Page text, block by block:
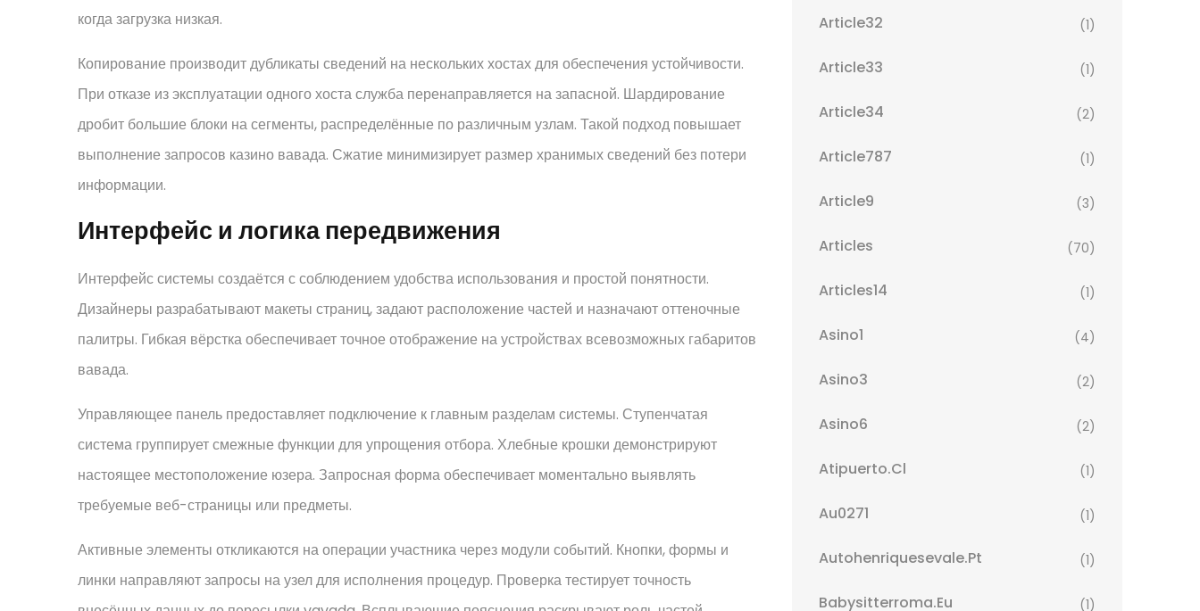
когда загрузка низкая.
Копирование производит дубликаты сведений на нескольких хостах для обеспечения устойчивости.
При отказе из эксплуатации одного хоста служба перенаправляется на запасной. Шардирование
дробит большие блоки на сегменты, распределённые по различным узлам. Такой подход повышает
выполнение запросов казино вавада. Сжатие минимизирует размер хранимых сведений без потери
информации.
Интерфейс и логика передвижения
Интерфейс системы создаётся с соблюдением удобства использования и простой понятности.
Дизайнеры разрабатывают макеты страниц, задают расположение частей и назначают оттеночные
палитры. Гибкая вёрстка обеспечивает точное отображение на устройствах всевозможных габаритов
вавада.
Управляющее панель предоставляет подключение к главным разделам системы. Ступенчатая
система группирует смежные функции для упрощения отбора. Хлебные крошки демонстрируют
настоящее местоположение юзера. Запросная форма обеспечивает моментально выявлять
требуемые веб-страницы или предметы.
Активные элементы откликаются на операции участника через модули событий. Кнопки, формы и
линки направляют запросы на узел для исполнения процедур. Проверка тестирует точность
Article32 (1)
Article33 (1)
Article34 (2)
Article787 (1)
Article9 (3)
Articles (70)
Articles14 (1)
Asino1 (4)
Asino3 (2)
Asino6 (2)
Atipuerto.cl (1)
Au0271 (1)
Autohenriquesevale.pt (1)
Babysitterroma.eu (1)